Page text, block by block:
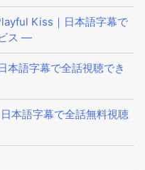
Kiss｜日本語字幕で
ス —
本語字幕で全話視聴でき
本語字幕で全話無料視聴